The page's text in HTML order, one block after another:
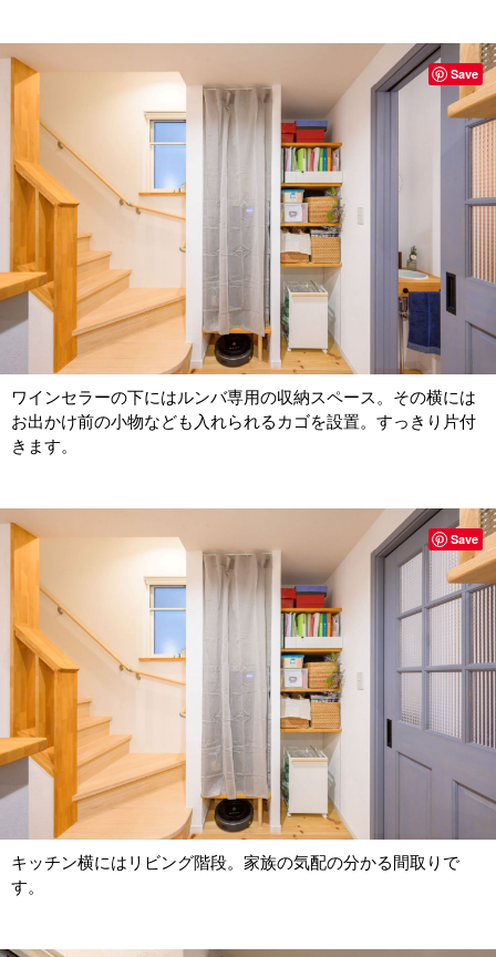
ワインセラーの下にはルンバ専用の収納スペース。その横には
お出かけ前の小物なども入れられるカゴを設置。すっきり片付
きます。
Save
キッチン横にはリビング階段。家族の気配の分かる間取りで
す。
Save